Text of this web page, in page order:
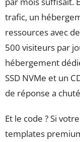
trafic, un
ressources avec
500 visiteurs par
hébergement
SSD NVMe et un
de réponse a
Et le code ? Si
templates